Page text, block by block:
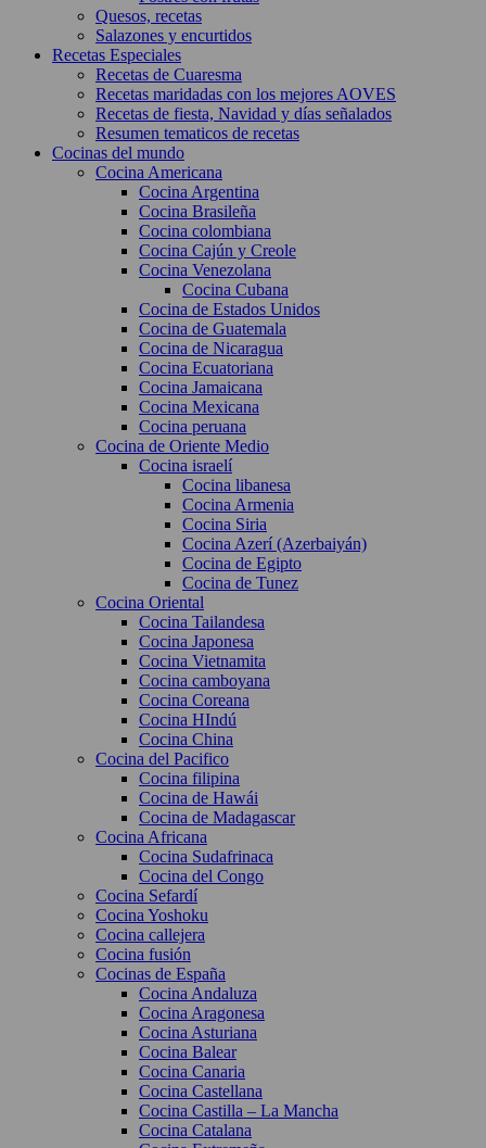
Quesos, recetas
Salazones y encurtidos
Recetas Especiales
Recetas de Cuaresma
Recetas maridadas con los mejores AOVES
Recetas de fiesta, Navidad y días señalados
Resumen tematicos de recetas
Cocinas del mundo
Cocina Americana
Cocina Argentina
Cocina Brasileña
Cocina colombiana
Cocina Cajún y Creole
Cocina Venezolana
Cocina Cubana
Cocina de Estados Unidos
Cocina de Guatemala
Cocina de Nicaragua
Cocina Ecuatoriana
Cocina Jamaicana
Cocina Mexicana
Cocina peruana
Cocina de Oriente Medio
Cocina israelí
Cocina libanesa
Cocina Armenia
Cocina Siria
Cocina Azerí (Azerbaiyán)
Cocina de Egipto
Cocina de Tunez
Cocina Oriental
Cocina Tailandesa
Cocina Japonesa
Cocina Vietnamita
Cocina camboyana
Cocina Coreana
Cocina HIndú
Cocina China
Cocina del Pacifico
Cocina filipina
Cocina de Hawái
Cocina de Madagascar
Cocina Africana
Cocina Sudafrinaca
Cocina del Congo
Cocina Sefardí
Cocina Yoshoku
Cocina callejera
Cocina fusión
Cocinas de España
Cocina Andaluza
Cocina Aragonesa
Cocina Asturiana
Cocina Balear
Cocina Canaria
Cocina Castellana
Cocina Castilla – La Mancha
Cocina Catalana